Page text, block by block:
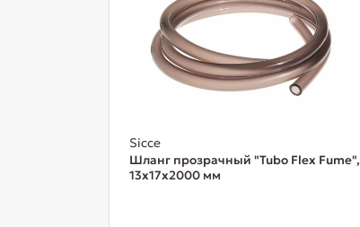
Sicce
Шланг прозрачный "Tubo Flex Fume",
13x17x2000 мм